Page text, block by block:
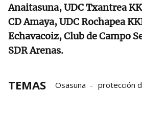
Anaitasuna, UDC Txantrea
CD Amaya, UDC Rochapea
Echavacoiz, Club de Campo
SDR Arenas.
TEMAS Osasuna
protección